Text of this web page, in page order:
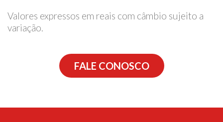
Valores expressos em reais com câmbio sujeito a
variação.
FALE CONOSCO